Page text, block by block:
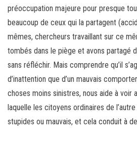
préoccupation majeure pour presque
beaucoup de ceux qui la partagent
mêmes, chercheurs travaillant sur ce
tombés dans le piège et avons partagé
sans réfléchir. Mais comprendre qu’il
d’inattention que d’un mauvais
choses moins sinistres, nous aide à voir
laquelle les citoyens ordinaires de
stupides ou mauvais, et cela conduit à